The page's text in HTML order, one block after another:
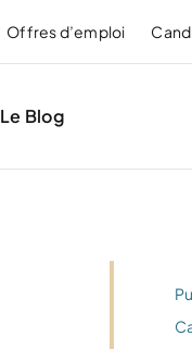
Offres d’emploi
Le Blog